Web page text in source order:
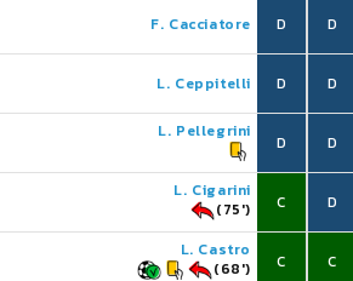
F. Cacciatore D
L. Ceppitelli D
L. Pellegrini
D
L. Cigarini
(75')
C
L. Castro
(68')
C
D
D
D
D
C